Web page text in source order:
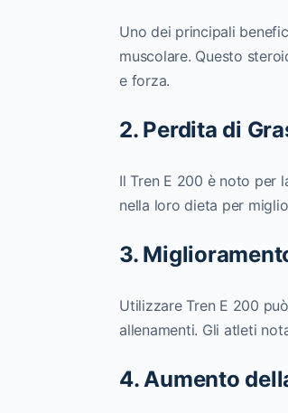
Uno dei principali
muscolare. Questo
e forza.
2. Perdita di
Il Tren E 200 è noto per
nella loro dieta per
3.
Utilizzare Tren E 200
allenamenti. Gli atleti
4. Aumento